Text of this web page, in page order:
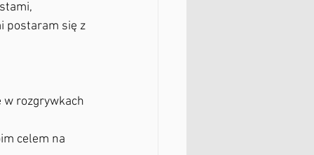
postaram się z
w rozgrywkach
celem na